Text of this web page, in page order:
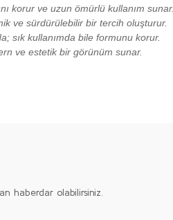
korur ve uzun ömürlü kullanım sunar.
ve sürdürülebilir bir tercih oluşturur.
sık kullanımda bile formunu korur.
ve estetik bir görünüm sunar.
haberdar olabilirsiniz.